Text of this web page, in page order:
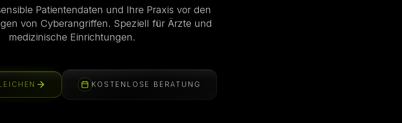
Patientendaten und Ihre Praxis vor den
von Cyberangriffen. Speziell für Ärzte und
medizinische Einrichtungen.
KOSTENLOSE BERATUNG